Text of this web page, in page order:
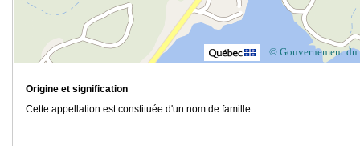
© Gouvernement du
Origine et signification
Cette appellation est constituée d'un nom de famille.